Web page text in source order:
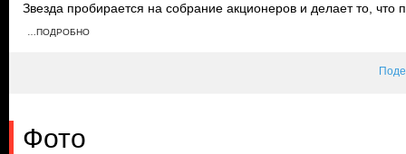
Звезда пробирается на собрание акционеров и делает то, что
вынуждает Cестру Мудрец рассказать о том, что ждет Хьюи
…ПОДРОБНО
Фото